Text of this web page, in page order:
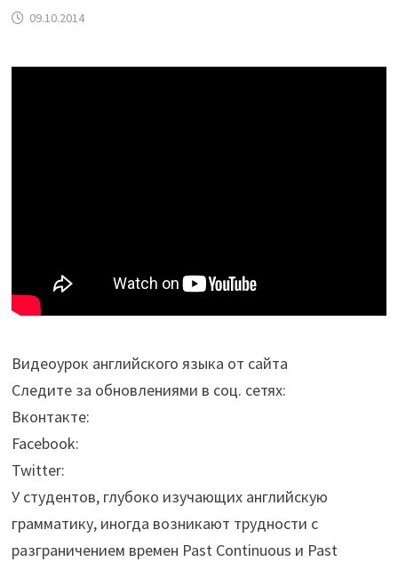
09.10.2014
Видеоурок английского языка от сайта
Следите за обновлениями в соц. сетях:
Вконтакте:
Facebook:
Twitter:
У студентов, глубоко изучающих английскую
грамматику, иногда возникают трудности с
разграничением времен Past Continuous и Past